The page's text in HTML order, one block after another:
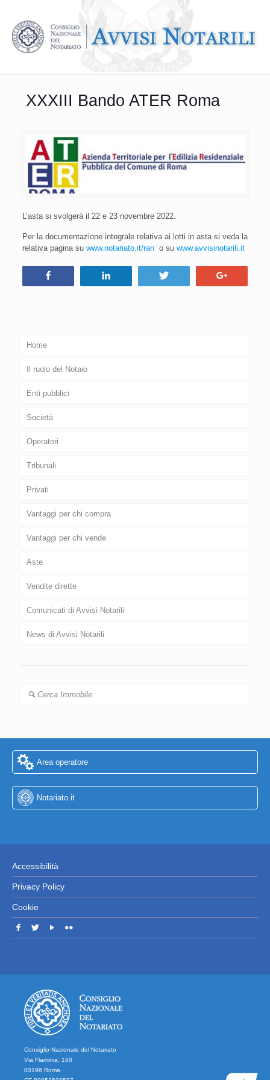
XXXIII Bando ATER Roma
L’asta si svolgerà il 22 e 23 novembre 2022.
Per la documentazione integrale relativa ai lotti in asta si veda la
relativa pagina su www.notariato.it/rano su www.avvisinotarili.it
Home
Il ruolo del Notaio
Enti pubblici
Società
Operatori
Tribunali
Privati
Vantaggi per chi compra
Vantaggi per chi vende
Aste
Vendite dirette
Comunicati di Avvisi Notarili
News di Avvisi Notarili
Cerca Immobile
Area operatore
Notariato.it
Accessibilità
Privacy Policy
Cookie
Consiglio Nazionale del Notariato
Via Flaminia, 160
00196 Roma